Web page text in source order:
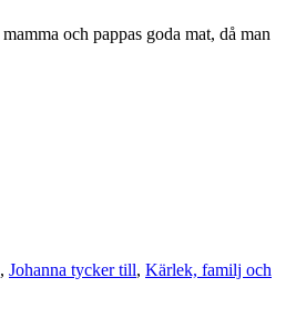
och pappas goda mat, då man
, Johanna tycker till, Kärlek, familj och